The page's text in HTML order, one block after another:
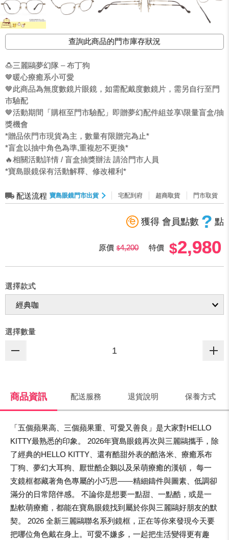
查詢此商品的門市庫存狀況
🍮三麗鷗夢幻隊 – 布丁狗
🤎暖心療癒系小可愛
🤎此商品為無度數鏡片眼鏡，如需配戴度數鏡片，需另自行至門
市驗配
🤎活動期間「購框至門市驗配」即贈夢幻配件組並享\限量盲盒/抽
獎機會
*贈品依門市現貨為主，數量有限贈完為止*
*盲盒以抽中角色為準,重複恕不更換*
🔥相關活動詳情 / 盲盒抽獎辦法 請洽門市人員
*寶島眼鏡保有活動解釋、修改權利*
配送流程 寶島眼鏡門市出貨 宅配到府 超商取貨 門市取貨
獲得 會員點數 ? 點
原價 4,200 特價 2,980
選擇款式
選擇數量
商品資訊 配送服務 退貨說明 保養方式
「五個蘋果高、三個蘋果重、可愛又善良」是大家對HELLO
KITTY最熟悉的印象。 2026年寶島眼鏡再次與三麗鷗攜手，除
了經典的HELLO KITTY、還有酷甜外表的酷洛米、療癒系布
丁狗、夢幻大耳狗、厭世酷企鵝以及呆萌療癒的漢頓， 每一
支鏡框都藏著角色專屬的小巧思——精細鑄件與圖素、低調卻
滿分的日常陪伴感。 不論你是想要一點甜、一點酷，或是一
點軟萌療癒，都能在寶島眼鏡找到屬於你與三麗鷗好朋友的默
契。 2026 全新三麗鷗聯名系列鏡框，正在等你來發現今天要
把哪位角色戴在身上。可愛不嫌多，一起把生活變得更有趣